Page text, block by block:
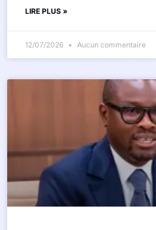
LIRE PLUS »
12/07/2026 Aucun commentaire